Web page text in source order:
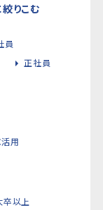
りこむ
員
正社員
用
卒以上